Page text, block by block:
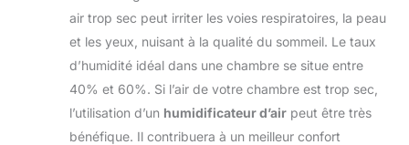
draperies. Visiter notre
magasin pour découvrir
fenêtres, le vitrage des balcons, les baies vitrées, les
vitrages orientés sud et les fenêtres exposées à
l’éclairage publique pendant la nuit. Produit utilisé
pour intérieur de type studio, appartement, maison ou
séparation de pièce. Recommandé pour les
un sommeil de meilleure qualité. ENTRETIEN ET
INSTALLATION FACILE - Prêt à poser. Il s’adapte à la
majorité des tringles disponibles sur le marché. Se
nettoie à la main ou en machine.
air trop sec peut irriter les voies respiratoires, la peau
et les yeux, nuisant à la qualité du sommeil. Le taux
d’humidité idéal dans une chambre se situe entre
40% et 60%. Si l’air de votre chambre est trop sec,
l’utilisation d’un humidificateur d’air peut être très
bénéfique. Il contribuera à un meilleur confort